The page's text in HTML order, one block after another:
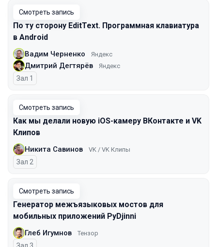
Смотреть запись
По ту сторону EditText. Программная клавиатура
в Android
Вадим Черненко Яндекс
Дмитрий Дегтярёв Яндекс
Зал 1
Смотреть запись
Как мы делали новую iOS-камеру ВКонтакте и VK
Клипов
Никита Савинов VK / VK Клипы
Зал 2
Смотреть запись
Генератор межъязыковых мостов для
мобильных приложений PyDjinni
Глеб Игумнов Тензор